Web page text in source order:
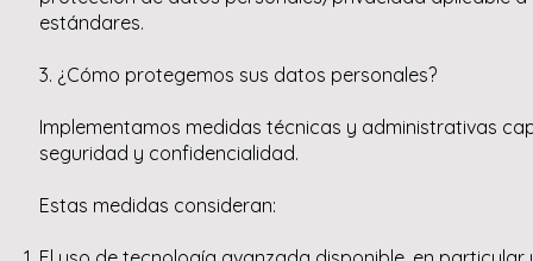
estándares.
3. ¿Cómo protegemos sus datos personales?
Implementamos medidas técnicas y administrativas
seguridad y confidencialidad.
Estas medidas consideran: